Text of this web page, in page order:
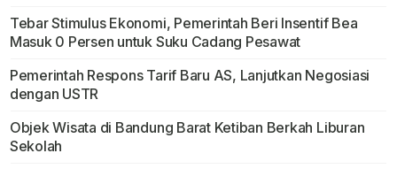
Tebar Stimulus Ekonomi, Pemerintah Beri Insentif Bea
Masuk 0 Persen untuk Suku Cadang Pesawat
Pemerintah Respons Tarif Baru AS, Lanjutkan Negosiasi
dengan USTR
Objek Wisata di Bandung Barat Ketiban Berkah Liburan
Sekolah